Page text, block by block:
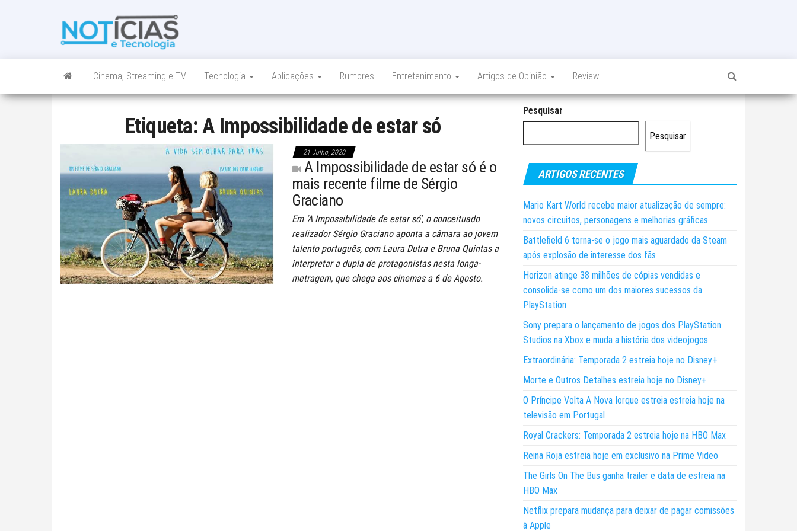
num só lugar
Cinema, Streaming e TV Tecnologia Aplicações Rumores Entretenimento Artigos de Opinião Review
Etiqueta:A Impossibilidade de estar só
21 Julho, 2020
A Impossibilidade de estar só é o
mais recente filme de Sérgio
Graciano
Em ‘A Impossibilidade de estar só’, o conceituado
realizador Sérgio Graciano aponta a câmara ao jovem
talento português, com Laura Dutra e Bruna Quintas a
interpretar a dupla de protagonistas nesta longa-
metragem, que chega aos cinemas a 6 de Agosto.
Pesquisar
Pesquisar
ARTIGOS RECENTES
Mario Kart World recebe maior atualização de sempre:
novos circuitos, personagens e melhorias gráficas
Battlefield 6 torna-se o jogo mais aguardado da Steam
após explosão de interesse dos fãs
Horizon atinge 38 milhões de cópias vendidas e
consolida-se como um dos maiores sucessos da
PlayStation
Sony prepara o lançamento de jogos dos PlayStation
Studios na Xbox e muda a história dos videojogos
Extraordinária: Temporada 2 estreia hoje no Disney+
Morte e Outros Detalhes estreia hoje no Disney+
O Príncipe Volta A Nova Iorque estreia estreia hoje na
televisão em Portugal
Royal Crackers: Temporada 2 estreia hoje na HBO Max
Reina Roja estreia hoje em exclusivo na Prime Video
The Girls On The Bus ganha trailer e data de estreia na
HBO Max
Netflix prepara mudança para deixar de pagar comissões
à Apple